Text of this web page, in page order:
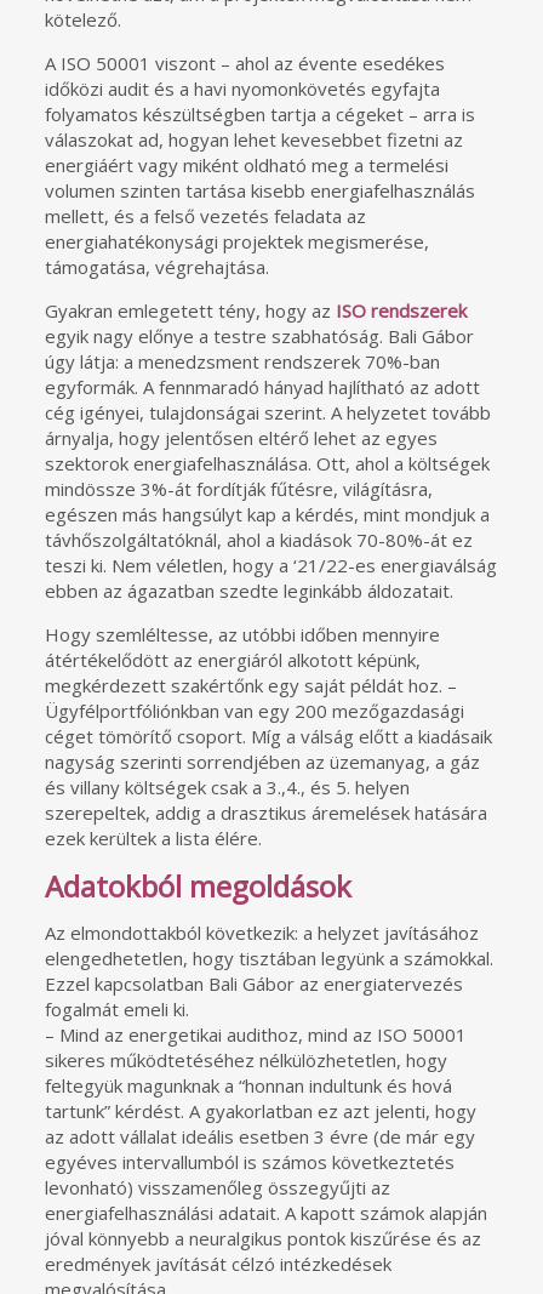
kötelező.
A ISO 50001 viszont – ahol az évente esedékes
időközi audit és a havi nyomonkövetés egyfajta
folyamatos készültségben tartja a cégeket – arra is
válaszokat ad, hogyan lehet kevesebbet fizetni az
energiáért vagy miként oldható meg a termelési
volumen szinten tartása kisebb energiafelhasználás
mellett, és a felső vezetés feladata az
energiahatékonysági projektek megismerése,
támogatása, végrehajtása.
Gyakran emlegetett tény, hogy az ISO rendszerek
egyik nagy előnye a testre szabhatóság. Bali Gábor
úgy látja: a menedzsment rendszerek 70%-ban
egyformák. A fennmaradó hányad hajlítható az adott
cég igényei, tulajdonságai szerint. A helyzetet tovább
árnyalja, hogy jelentősen eltérő lehet az egyes
szektorok energiafelhasználása. Ott, ahol a költségek
mindössze 3%-át fordítják fűtésre, világításra,
egészen más hangsúlyt kap a kérdés, mint mondjuk a
távhőszolgáltatóknál, ahol a kiadások 70-80%-át ez
teszi ki. Nem véletlen, hogy a ‘21/22-es energiaválság
ebben az ágazatban szedte leginkább áldozatait.
Hogy szemléltesse, az utóbbi időben mennyire
átértékelődött az energiáról alkotott képünk,
megkérdezett szakértőnk egy saját példát hoz. –
Ügyfélportfóliónkban van egy 200 mezőgazdasági
céget tömörítő csoport. Míg a válság előtt a kiadásaik
nagyság szerinti sorrendjében az üzemanyag, a gáz
és villany költségek csak a 3.,4., és 5. helyen
szerepeltek, addig a drasztikus áremelések hatására
ezek kerültek a lista élére.
Adatokból megoldások
Az elmondottakból következik: a helyzet javításához
elengedhetetlen, hogy tisztában legyünk a számokkal.
Ezzel kapcsolatban Bali Gábor az energiatervezés
fogalmát emeli ki.
– Mind az energetikai audithoz, mind az ISO 50001
sikeres működtetéséhez nélkülözhetetlen, hogy
feltegyük magunknak a “honnan indultunk és hová
tartunk” kérdést. A gyakorlatban ez azt jelenti, hogy
az adott vállalat ideális esetben 3 évre (de már egy
egyéves intervallumból is számos következtetés
levonható) visszamenőleg összegyűjti az
energiafelhasználási adatait. A kapott számok alapján
jóval könnyebb a neuralgikus pontok kiszűrése és az
eredmények javítását célzó intézkedések
megvalósítása.